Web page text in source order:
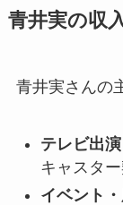
青井実の収
青井実さんの
テレビ出演
キャスター
イベント